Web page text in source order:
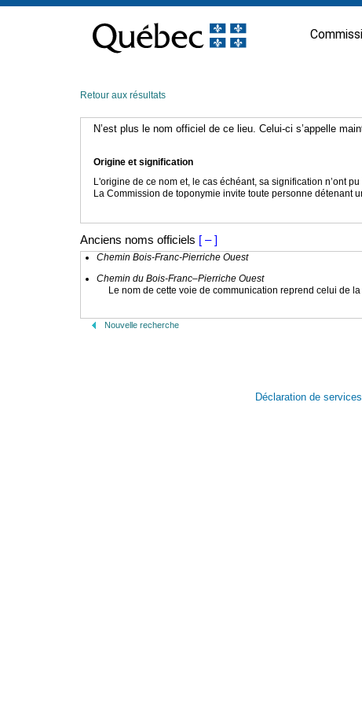
contenu
Retour aux résultats
N’est plus le nom officiel de ce lieu. Celui-ci s’appelle
Origine et signification
L'origine de ce nom et, le cas échéant, sa signification n’ont
La Commission de toponymie invite toute personne détenant
Anciens noms officiels [ – ]
Chemin Bois-Franc-Pierriche Ouest
Chemin du Bois-Franc–Pierriche Ouest
Le nom de cette voie de communication reprend celui de
Nouvelle recherche
Déclaration de